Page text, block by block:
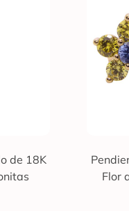
de 18K
Flor